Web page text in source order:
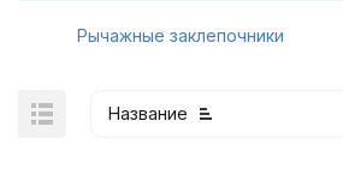
Рычажные заклепочники
Название